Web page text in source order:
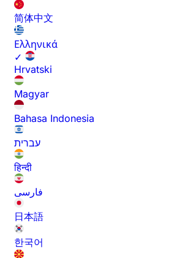
简体中文
Ελληνικά
✓
Hrvatski
Magyar
Bahasa Indonesia
עברית
हिन्दी
فارسی
日本語
한국어